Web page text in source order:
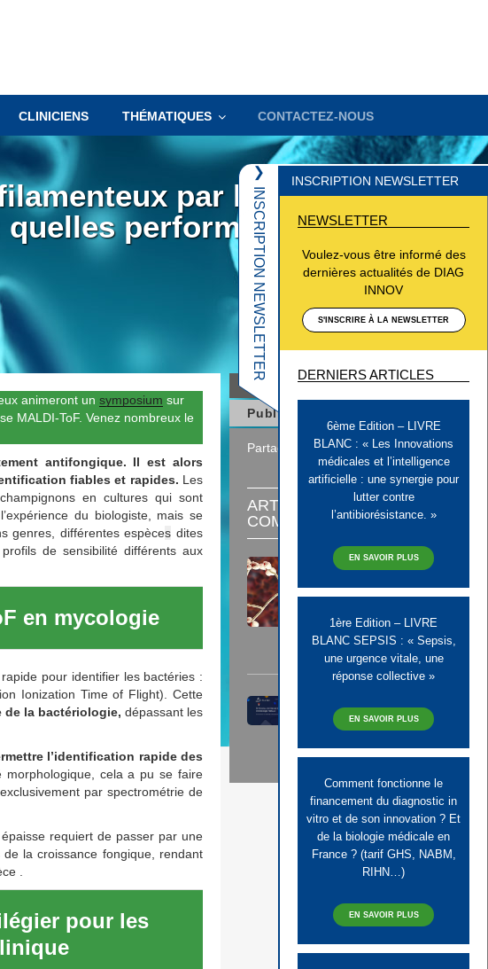
CLINICIENS THÉMATIQUES CONTACTEZ-NOUS
par la
quelles performances
❮
INSCRIPTION NEWSLETTER
INSCRIPTION NEWSLETTER
NEWSLETTER
Voulez-vous être informé des
dernières actualités de DIAG
INNOV
S'INSCRIRE À LA NEWSLETTER
DERNIERS ARTICLES
6ème Edition – LIVRE
BLANC : « Les Innovations
médicales et l’intelligence
artificielle : une synergie pour
lutter contre
l’antibiorésistance. »
EN SAVOIR PLUS
1ère Edition – LIVRE
BLANC SEPSIS : « Sepsis,
une urgence vitale, une
réponse collective »
EN SAVOIR PLUS
Comment fonctionne le
financement du diagnostic in
vitro et de son innovation ? Et
de la biologie médicale en
France ? (tarif GHS, NABM,
RIHN…)
EN SAVOIR PLUS
animeront un symposium sur
MALDI-ToF. Venez nombreux le
antifongique. Il est alors
fiables et rapides. Les
en cultures qui sont
du biologiste, mais se
genres, différentes espèces dites
de sensibilité différents aux
en mycologie
pour identifier les bactéries :
Ionization Time of Flight). Cette
de la bactériologie, dépassant les
l’identification rapide des
morphologique, cela a pu se faire
par spectrométrie de
requiert de passer par une
la croissance fongique, rendant
.
pour les
Pathogènes émergents
Publié le 29 avril 2024
Partager
ARTICLES
COMPLÉMENTAIRES
Vers des améliorations du
diagnostic et du traitement des
Lire
découvrez Dr Microbe !
Lire